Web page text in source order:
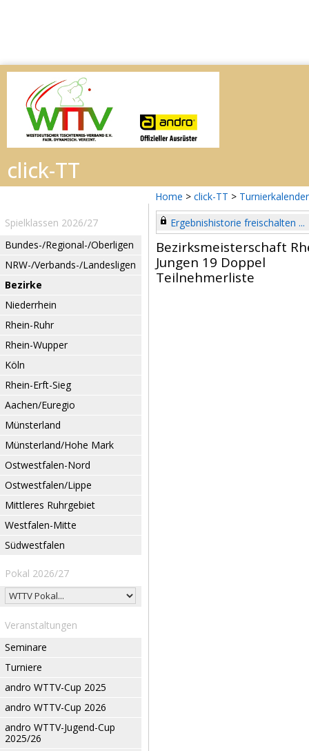
Home > click-TT > Turnierkalender
Spielklassen 2026/27
Bundes-/Regional-/Oberligen
NRW-/Verbands-/Landesligen
Bezirke
Niederrhein
Rhein-Ruhr
Rhein-Wupper
Köln
Rhein-Erft-Sieg
Aachen/Euregio
Münsterland
Münsterland/Hohe Mark
Ostwestfalen-Nord
Ostwestfalen/Lippe
Mittleres Ruhrgebiet
Westfalen-Mitte
Südwestfalen
Pokal 2026/27
Veranstaltungen
Seminare
Turniere
andro WTTV-Cup 2025
andro WTTV-Cup 2026
andro WTTV-Jugend-Cup
2025/26
Ergebnishistorie freischalten ...
Bezirksmeisterschaft
Jungen 19 Doppel
Teilnehmerliste